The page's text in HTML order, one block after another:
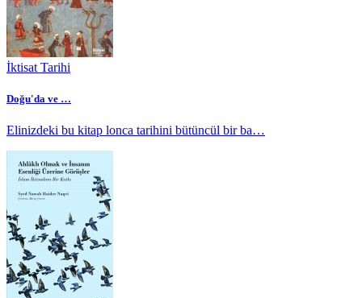
İktisat Tarihi
Doğu'da ve …
Elinizdeki bu kitap lonca tarihini bütüncül bir ba…